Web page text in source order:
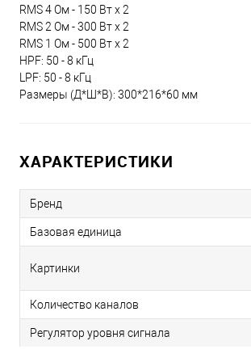
RMS 4 Ом - 150 Вт x 2
RMS 2 Ом - 300 Вт x 2
RMS 1 Ом - 500 Вт x 2
HPF: 50 - 8 кГц
LPF: 50 - 8 кГц
Размеры (Д*Ш*В): 300*216*60 мм
ХАРАКТЕРИСТИКИ
Бренд
Базовая единица
Картинки
Количество каналов
Регулятор уровня сигнала